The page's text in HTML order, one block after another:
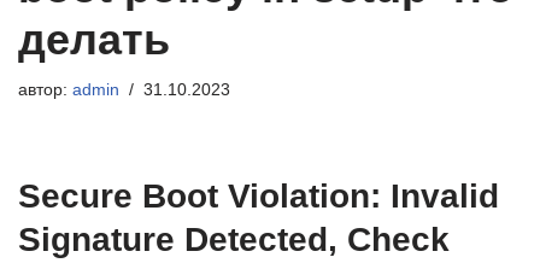
делать
автор: admin 31.10.2023
Secure Boot Violation: Invalid
Signature Detected, Check